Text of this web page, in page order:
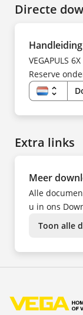
Directe
Handleiding
VEGAPULS 6X
Reserve
unfold_more
NL
ES
FR
NO
PL
PT
SV
TR
ZH
Extra links
Meer
Alle
u in ons
Toon alle